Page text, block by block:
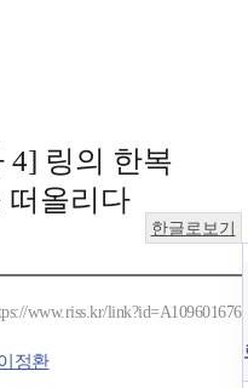
4] 링의 한복
떠올리다
한글로보기
www.riss.kr/link?id=A109601676
정환